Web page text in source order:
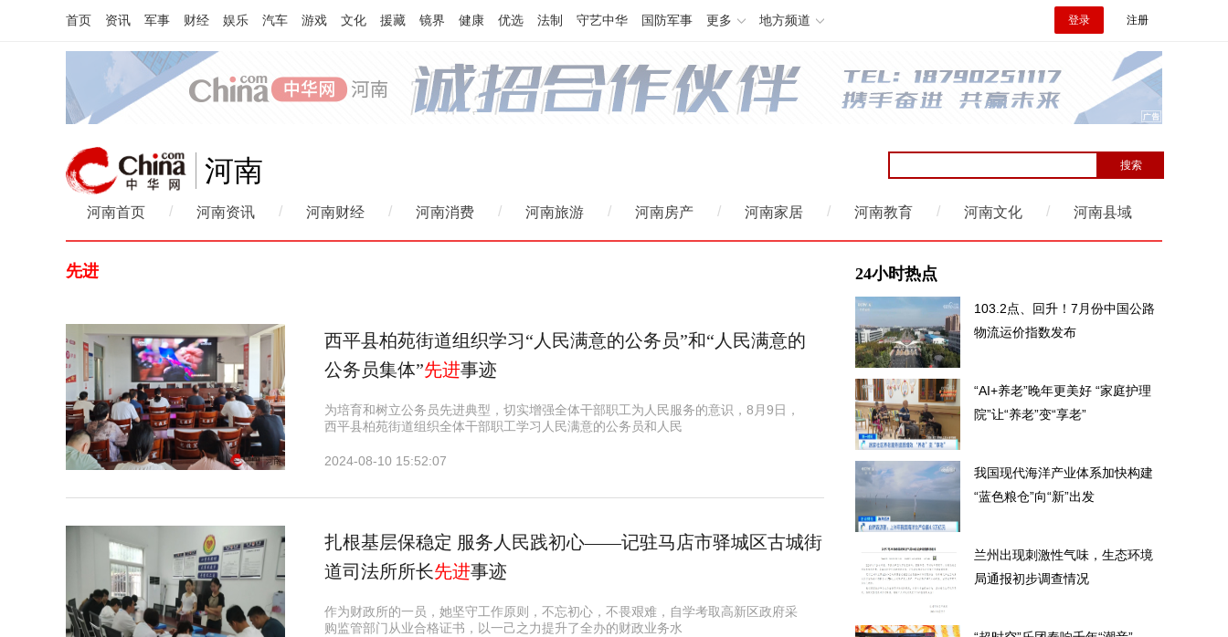
首页 资讯 军事 财经 娱乐 汽车 游戏 文化 援藏 镜界 健康 优选 法制 守艺中华 国防军事 更多 地方频道 登录 注册
河南
河南首页 / 河南资讯 / 河南财经 / 河南消费 / 河南旅游 / 河南房产 / 河南家居 / 河南教育 / 河南文化 / 河南县域
先进
​西平县柏苑街道组织学习“人民满意的公务员”和“人民满意的
公务员集体”先进事迹
为培育和树立公务员先进典型，切实增强全体干部职工为人民服务的意识，8月9日，
西平县柏苑街道组织全体干部职工学习人民满意的公务员和人民
2024-08-10 15:52:07
扎根基层保稳定 服务人民践初心——记驻马店市驿城区古城街
道司法所所长先进事迹
作为财政所的一员，她坚守工作原则，不忘初心，不畏艰难，自学考取高新区政府采
购监管部门从业合格证书，以一己之力提升了全办的财政业务水
24小时热点
103.2点、回升！7月份中国公路
物流运价指数发布
“AI+养老”晚年更美好 “家庭护理
院”让“养老”变“享老”
我国现代海洋产业体系加快构建
“蓝色粮仓”向“新”出发
兰州出现刺激性气味，生态环境
局通报初步调查情况